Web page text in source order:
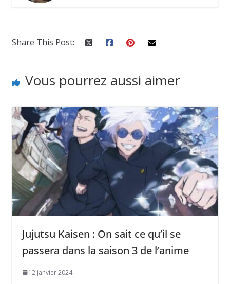
Share This Post:
Vous pourrez aussi aimer
Jujutsu Kaisen : On sait ce qu’il se
passera dans la saison 3 de l’anime
12 janvier 2024